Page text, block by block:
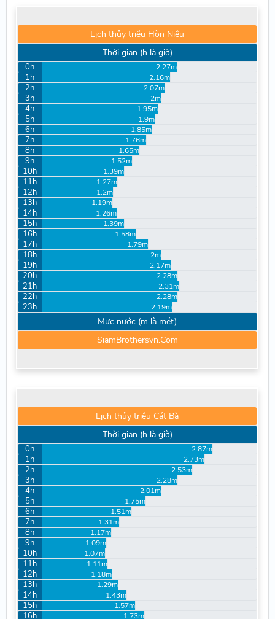
Lịch thủy triều Hòn Niêu
Thời gian (h là giờ)
0h 2.27m
1h 2.16m
2h 2.07m
3h 2m
4h 1.95m
5h 1.9m
6h 1.85m
7h 1.76m
8h 1.65m
9h 1.52m
10h 1.39m
11h 1.27m
12h 1.2m
13h 1.19m
14h 1.26m
15h 1.39m
16h 1.58m
17h 1.79m
18h 2m
19h 2.17m
20h 2.28m
21h 2.31m
22h 2.28m
23h 2.19m
Mực nước (m là mét)
SiamBrothersvn.Com
Lịch thủy triều Cát Bà
Thời gian (h là giờ)
0h 2.87m
1h 2.73m
2h 2.53m
3h 2.28m
4h 2.01m
5h 1.75m
6h 1.51m
7h 1.31m
8h 1.17m
9h 1.09m
10h 1.07m
11h 1.11m
12h 1.18m
13h 1.29m
14h 1.43m
15h 1.57m
16h 1.73m